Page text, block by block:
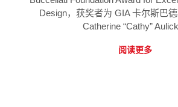
Design，获奖者为 GIA 卡尔斯巴
Catherine “Cathy” Aulick
阅读更多